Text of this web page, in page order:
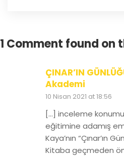
1 Comment found on
ÇINAR’IN
Akademi
10 Nisan 2021 at 18:56
[…] inceleme
eğitimine adamış
Kaya’nın “Çınar’ın
Kitaba geçmeden